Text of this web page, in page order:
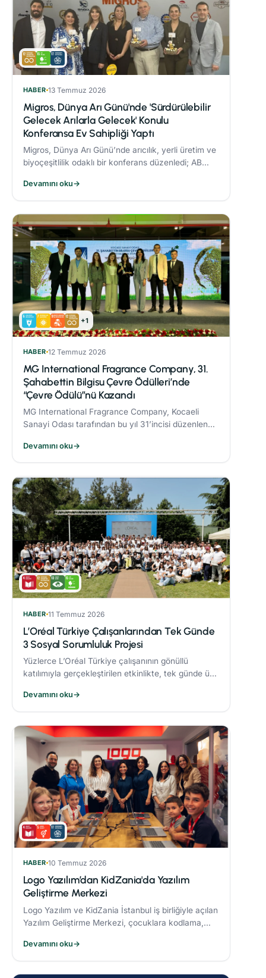
HABER 13 Temmuz 2026
Migros, Dünya Arı Günü'nde 'Sürdürülebilir
Gelecek Arılarla Gelecek' Konulu
Konferansa Ev Sahipliği Yaptı
Migros, Dünya Arı Günü’nde arıcılık, yerli üretim ve
biyoçeşitlilik odaklı bir konferans düzenledi; AB
çevre dostu üretim konuları ele alındı.
Devamını oku→
+1
HABER 12 Temmuz 2026
MG International Fragrance Company, 31.
Şahabettin Bilgisu Çevre Ödülleri’nde
“Çevre Ödülü”nü Kazandı
MG International Fragrance Company, Kocaeli
Sanayi Odası tarafından bu yıl 31’incisi düzenlenen
büyük ölçekli işletme kategorisinde "Çevre
Ödülü"nün sahibi oldu.
Devamını oku→
HABER 11 Temmuz 2026
L’Oréal Türkiye Çalışanlarından Tek Günde
3 Sosyal Sorumluluk Projesi
Yüzlerce L’Oréal Türkiye çalışanının gönüllü
katılımıyla gerçekleştirilen etkinlikte, tek günde üç
Devamını oku→
HABER 10 Temmuz 2026
Logo Yazılım’dan KidZania'da Yazılım
Geliştirme Merkezi
Logo Yazılım ve KidZania İstanbul iş birliğiyle açılan
Yazılım Geliştirme Merkezi, çocuklara kodlama,
kazandırmayı hedefliyor.
Devamını oku→